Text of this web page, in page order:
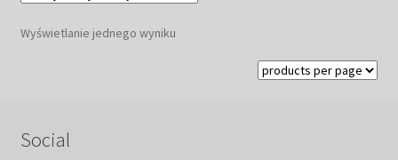
Wyświetlanie jednego wyniku
Social